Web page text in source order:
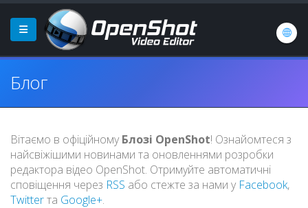
Блог
Вітаємо в офіційномуБлозі OpenShot! Ознайомтеся з
найсвіжішими новинами та оновленнями розробки
редактора відео OpenShot. Отримуйте автоматичні
сповіщення через RSS або стежте за нами у Facebook,
Twitterта Google+.